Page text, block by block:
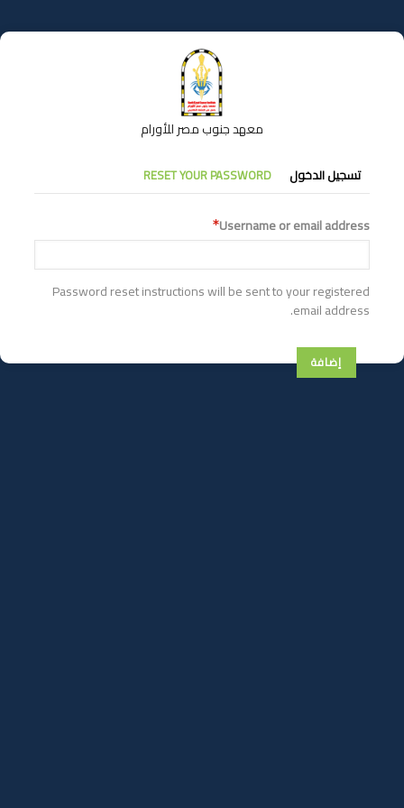
إلى
المحتوى
معهد جنوب مصر للأورام
التبويبات
الأساسية
تسجيل الدخول RESET YOUR PASSWORD
Username or email address
Password reset instructions will be sent to your registered
email address.